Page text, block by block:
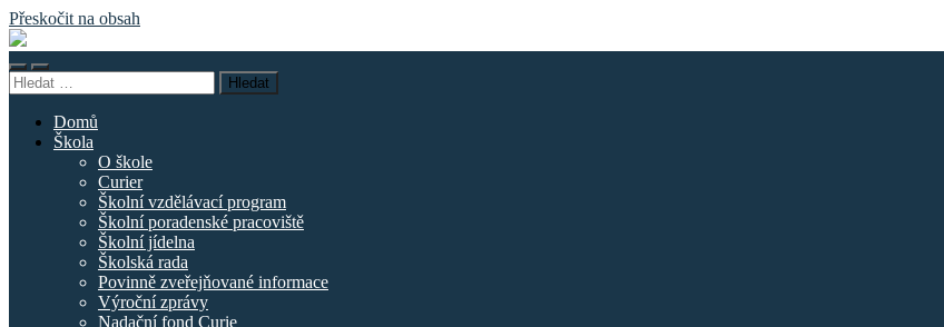
Přeskočit na obsah
Základní
škola
náměstí
Curieových
Přepnout
mobilní
Přepnout
vyhledávací
Vyhledávání
Domů
Škola
O škole
Curier
Školní vzdělávací program
Školní poradenské pracoviště
Školní jídelna
Školská rada
Povinně zveřejňované informace
Výroční zprávy
Nadační fond Curie